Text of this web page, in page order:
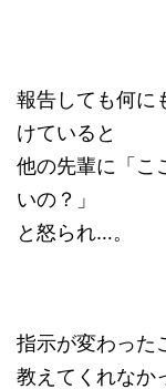
報告しても何に
けていると
他の先輩に「こ
いの？」
と怒られ…。
指示が変わった
教えてくれなか